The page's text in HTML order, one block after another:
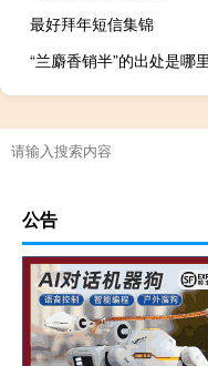
最好拜年短信集锦
“兰麝香销半”的出处是哪里
公告